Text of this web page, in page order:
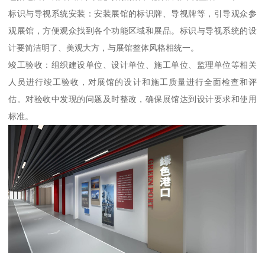
标识与导视系统安装：安装展馆的标识牌、导视牌等，引导观众参
观展馆，方便观众找到各个功能区域和展品。标识与导视系统的设
计要简洁明了、美观大方，与展馆整体风格相统一。
竣工验收：组织建设单位、设计单位、施工单位、监理单位等相关
人员进行竣工验收，对展馆的设计和施工质量进行全面检查和评
估。对验收中发现的问题及时整改，确保展馆达到设计要求和使用
标准。